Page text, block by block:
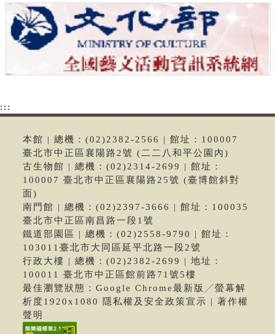
:::
本館 | 總機：(02)2382-2566 | 館址：100007
臺北市中正區襄陽路2號 (二二八和平公園內)
古生物館 | 總機：(02)2314-2699 | 館址：
100007 臺北市中正區襄陽路25號 (臺博館斜對
面)
南門館 | 總機：(02)2397-3666 | 館址：100035
臺北市中正區南昌路一段1號
鐵道部園區 | 總機：(02)2558-9790 | 館址：
103011臺北市大同區延平北路一段2號
行政大樓 | 總機：(02)2382-2699 | 地址：
100011 臺北市中正區館前路71號5樓
最佳瀏覽狀態：Google Chrome最新版╱螢幕解
析度1920x1080 隱私權及安全政策宣示 | 著作權
聲明